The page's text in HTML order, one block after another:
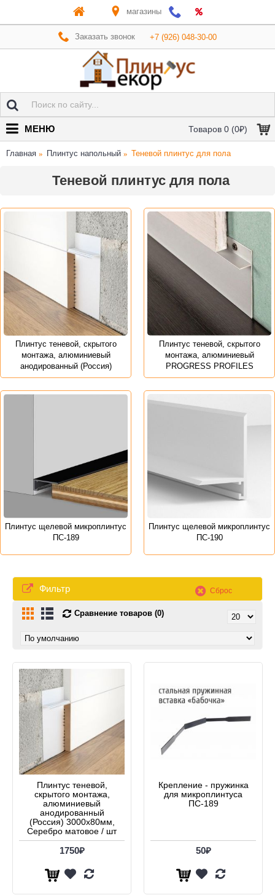
магазины
Заказать звонок +7 (926) 048-30-00
Товаров 0 (0₽)
МЕНЮ
Главная Плинтус напольный Теневой плинтус для пола
Теневой плинтус для пола
Плинтус теневой, скрытого
монтажа, алюминиевый
анодированный (Россия)
Плинтус теневой, скрытого
монтажа, алюминиевый
PROGRESS PROFILES
Плинтус щелевой микроплинтус
ПС-189
Плинтус щелевой микроплинтус
ПС-190
Фильтр Сброс
Сравнение товаров (0)
Плинтус теневой,
скрытого монтажа,
алюминиевый
анодированный
(Россия) 3000х80мм,
Серебро матовое / шт
1750₽
Крепление - пружинка
для микроплинтуса
ПС-189
50₽